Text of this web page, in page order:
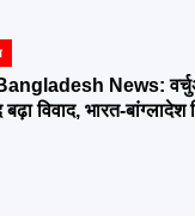
News:
विवाद, भारत-बांग्लादेश